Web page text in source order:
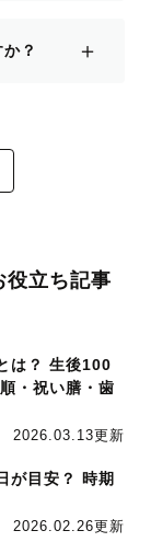
？ ＋
役立ち記事
は？ 生後100
・祝い膳・歯
2026.03.13更新
が目安？ 時期
2026.02.26更新